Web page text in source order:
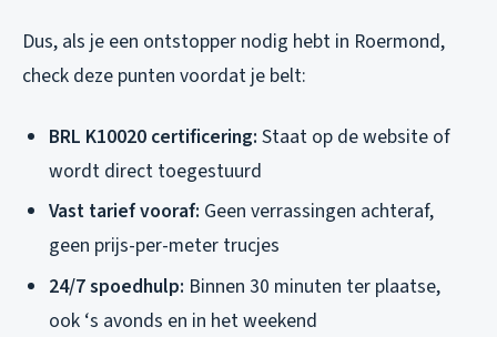
Dus, als je een ontstopper nodig hebt in Roermond,
check deze punten voordat je belt:
BRL K10020 certificering: Staat op de website of
wordt direct toegestuurd
Vast tarief vooraf: Geen verrassingen achteraf,
geen prijs-per-meter trucjes
24/7 spoedhulp: Binnen 30 minuten ter plaatse,
ook ‘s avonds en in het weekend